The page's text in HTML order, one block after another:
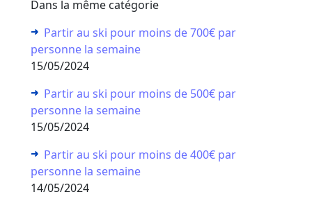
Dans la même catégorie
Partir au ski pour moins de 700€ par
personne la semaine
15/05/2024
Partir au ski pour moins de 500€ par
personne la semaine
15/05/2024
Partir au ski pour moins de 400€ par
personne la semaine
14/05/2024